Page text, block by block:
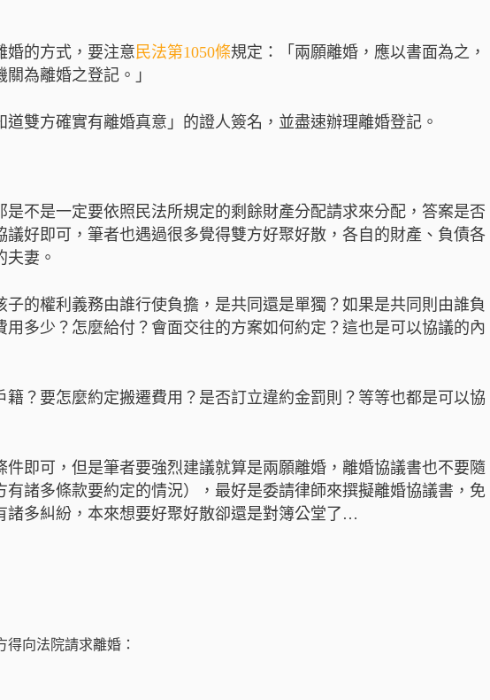
婚的方式，要注意 民法第1050條規定：「兩願離婚，應以書面為之，
為離婚之登記。」
雙方確實有離婚真意」的證人簽名，並盡速辦理離婚登記。
不是一定要依照民法所規定的剩餘財產分配請求來分配，答案是否
好即可，筆者也遇過很多覺得雙方好聚好散，各自的財產、負債各
夫妻。
的權利義務由誰行使負擔，是共同還是單獨？如果是共同則由誰負
多少？怎麼給付？會面交往的方案如何約定？這也是可以協議的內
？要怎麼約定搬遷費用？是否訂立違約金罰則？等等也都是可以協
即可，但是筆者要強烈建議就算是兩願離婚，離婚協議書也不要隨
諸多條款要約定的情況），最好是委請律師來撰擬離婚協議書，免
諸多糾紛，本來想要好聚好散卻還是對簿公堂了…
得向法院請求離婚：